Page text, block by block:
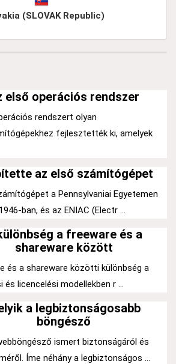
(SLOVAK Republic)
első operációs rendszer
rendszert olyan
fejlesztették ki, amelyek
az első számítógépet
a Pennsylvaniai Egyetemen
ban, és az ENIAC (Electr ...
a freeware és a
shareware között
és a shareware közötti különbség a
és licencelési modellekben r ...
a legbiztonságosabb
böngésző
ismert biztonságáról és
Íme néhány a legbiztonságos ...